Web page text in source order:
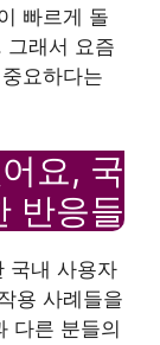
빠르게 돌
그래서 요즘
요하다는
요, 국
반응들
국내 사용자
용 사례들을
다른 분들의